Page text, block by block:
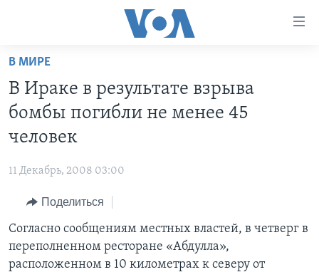
Перейти
основной
контент
основной
навигации
Перейти
поиск
ПРОГРАММЫ
ИТОГИ
ПОЧЕМУ ЭТО ВАЖНО?
ДИСКУССИЯ VOA
НАША АМЕРИКАНСКАЯ ИСТОРИЯ
А КАК В АМЕРИКЕ?
АРТЕФАКТЫ
АМЕРИКАНСКИЕ ГОРОДКИ
ИНТЕРВЬЮ
ФАКТЫ ПРОТИВ ФЕЙКОВ
ЗА СВОБОДУ ПРЕССЫ
УЧИМ АНГЛИЙСКИЙ
В МИРЕ
В Ираке в результате взрыва
бомбы погибли не менее 45
человек
11 Декабрь, 2008 03:00
Поделиться
Согласно сообщениям местных властей, в четверг в
переполненном ресторане «Абдулла»,
расположенном в 10 километрах к северу от